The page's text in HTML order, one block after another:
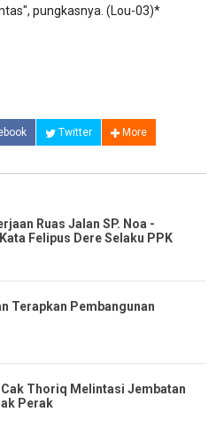
pungkasnya. (Lou-03)*
Twitter More
Ruas Jalan SP. Noa -
Felipus Dere Selaku PPK
Terapkan Pembangunan
Cak Thoriq Melintasi Jembatan
Perak